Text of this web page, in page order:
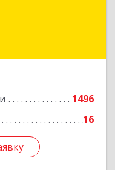
1496
16
г. Алматы, ул.